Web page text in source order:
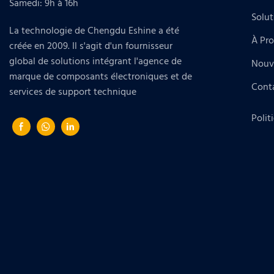
Samedi: 9h à 16h
La technologie de Chengdu Eshine a été
créée en 2009. Il s'agit d'un fournisseur
global de solutions intégrant l'agence de
marque de composants électroniques et de
services de support technique
À